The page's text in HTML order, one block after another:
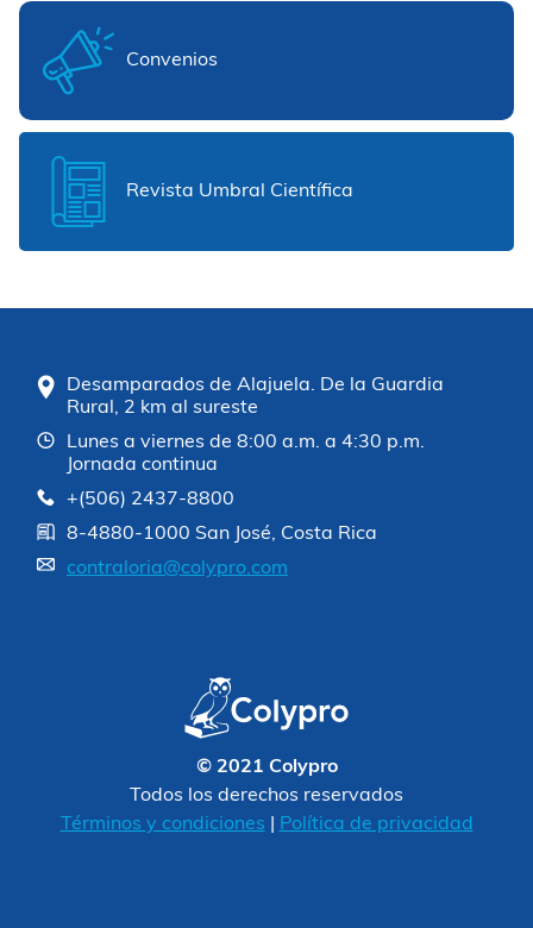
Convenios
Revista Umbral Científica
Desamparados de Alajuela. De la Guardia
Rural, 2 km al sureste
Lunes a viernes de 8:00 a.m. a 4:30 p.m.
Jornada continua
+(506) 2437-8800
8-4880-1000 San José, Costa Rica
contraloria@colypro.com
© 2021 Colypro
Todos los derechos reservados
Términos y condiciones
Política de privacidad